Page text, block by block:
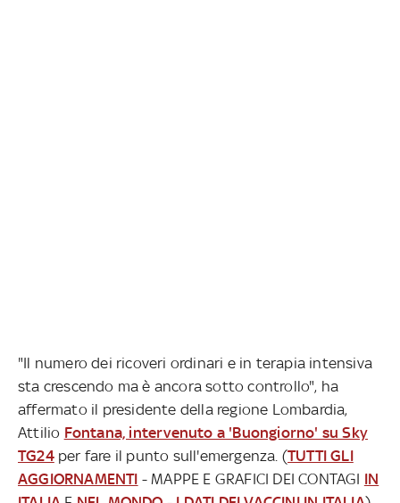
"Il numero dei ricoveri ordinari e in terapia intensiva
sta crescendo ma è ancora sotto controllo", ha
affermato il presidente della regione Lombardia,
Attilio Fontana, intervenuto a 'Buongiorno' su Sky
TG24per fare il punto sull'emergenza. (TUTTI GLI
AGGIORNAMENTI - MAPPE E GRAFICI DEI CONTAGI IN